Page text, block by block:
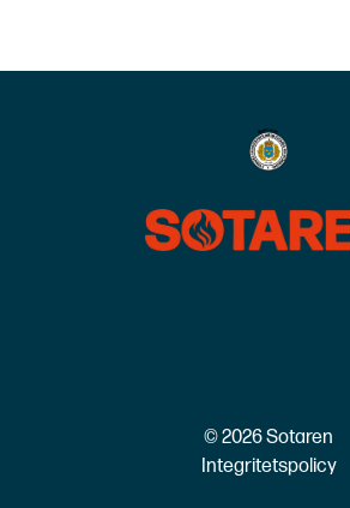
© 2026 Sotaren
Integritetspolicy